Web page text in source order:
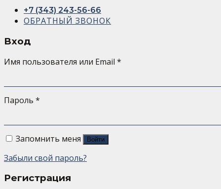
+7 (343) 243-56-66
ОБРАТНЫЙ ЗВОНОК
Вход
Имя пользователя или Email *
Пароль *
Запомнить меня Войти
Забыли свой пароль?
Регистрация